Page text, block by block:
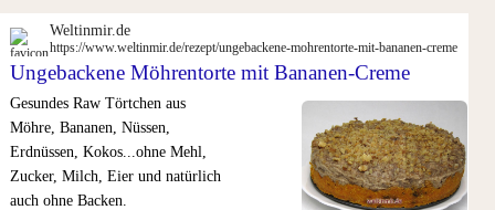
Weltinmir.de
https://www.weltinmir.de/rezept/ungebackene-mohrentorte-mit-bananen-creme
Ungebackene Möhrentorte mit Bananen-Creme
Gesundes Raw Törtchen aus
Möhre, Bananen, Nüssen,
Erdnüssen, Kokos...ohne Mehl,
Zucker, Milch, Eier und natürlich
auch ohne Backen.